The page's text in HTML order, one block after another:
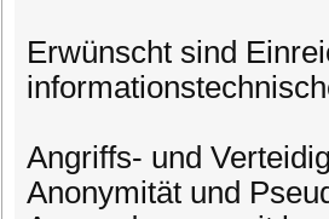
Erwünscht sind
Angriffs- und
Anonymität und